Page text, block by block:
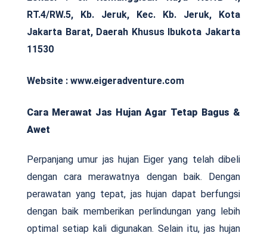
RT.4/RW.5, Kb. Jeruk, Kec. Kb. Jeruk, Kota
Jakarta Barat, Daerah Khusus Ibukota Jakarta
11530
Website : www.eigeradventure.com
Cara Merawat Jas Hujan Agar Tetap Bagus &
Awet
Perpanjang umur jas hujan Eiger yang telah dibeli
dengan cara merawatnya dengan baik. Dengan
perawatan yang tepat, jas hujan dapat berfungsi
dengan baik memberikan perlindungan yang lebih
optimal setiap kali digunakan. Selain itu, jas hujan